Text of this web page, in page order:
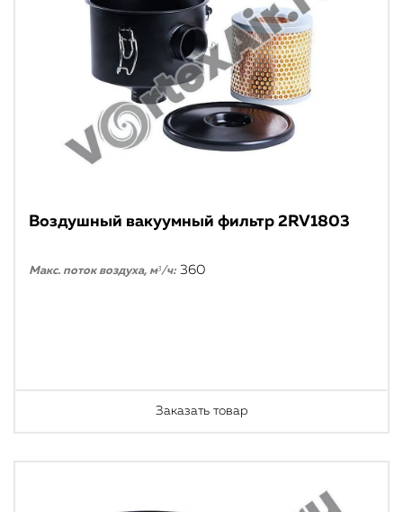
Воздушный вакуумный фильтр 2RV1803
Макс. поток воздуха, м³/ч: 360
Заказать товар